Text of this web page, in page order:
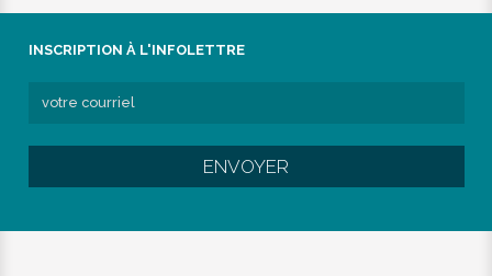
INSCRIPTION À L'INFOLETTRE
ENVOYER